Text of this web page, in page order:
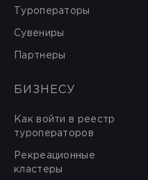
Туроператоры
Сувениры
Партнеры
БИЗНЕСУ
Как войти в реестр
туроператоров
Рекреационные
кластеры